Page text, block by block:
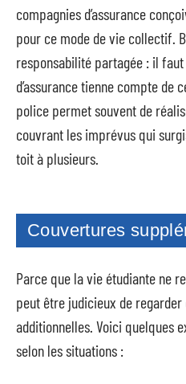
compagnies d’assurance
pour ce mode de vie collectif.
responsabilité partagée : il
d’assurance tienne compte de
police permet souvent de
couvrant les imprévus qui
toit à plusieurs.
Couvertures
Parce que la vie étudiante ne
peut être judicieux de
additionnelles. Voici quelques
selon les situations :